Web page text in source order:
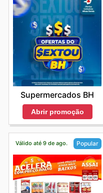
Supermercados BH
Abrir promoção
Válido até 9 de ago. Popular